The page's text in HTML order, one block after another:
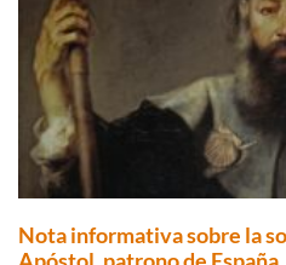
Nota informativa sobre la